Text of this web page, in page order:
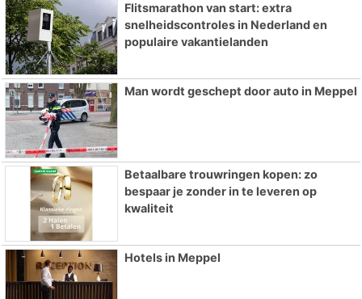
Flitsmarathon van start: extra
snelheidscontroles in Nederland en
populaire vakantielanden
Man wordt geschept door auto in Meppel
Betaalbare trouwringen kopen: zo
bespaar je zonder in te leveren op
kwaliteit
Hotels in Meppel